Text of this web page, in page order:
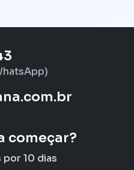
começar?
10 dias